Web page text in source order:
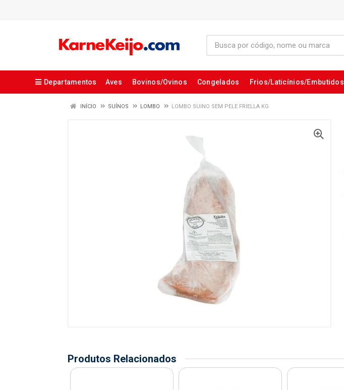
Departamentos Aves Bovinos/Ovinos Congelados Frios/Laticínios/Embutidos
INÍCIO SUÍNOS LOMBO LOMBO SUINO SEM PELE FRIELLA KG
Produtos Relacionados